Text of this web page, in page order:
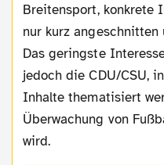
Breitensport, konkrete
nur kurz
Das geringste
jedoch die CDU/CSU,
Inhalte thematisiert
Überwachung von
wird.